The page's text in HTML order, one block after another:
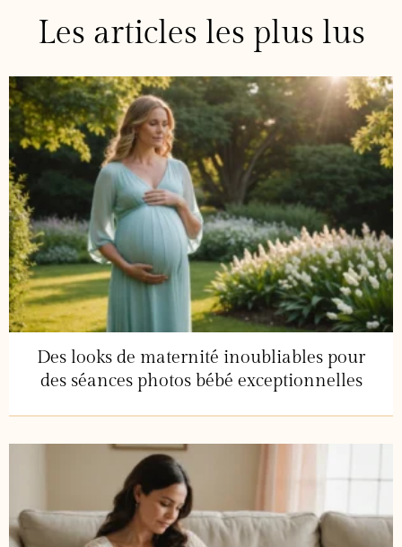
Les articles les plus lus
Des looks de maternité inoubliables pour
des séances photos bébé exceptionnelles